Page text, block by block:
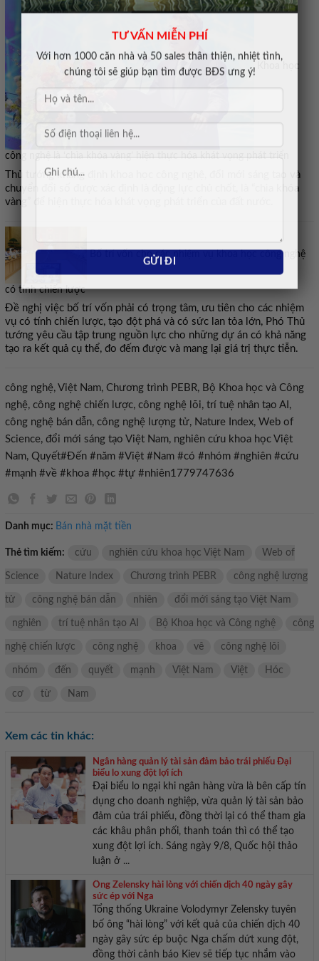
TƯ VẤN MIỄN PHÍ
Với hơn 1000 căn nhà và 50 sales thân thiện, nhiệt tình,
chúng tôi sẽ giúp bạn tìm được BĐS ưng ý!
Khoa học
công nghệ là ‘chìa khóa vàng’ hiện thực hóa khát vọng phát triển
Thủ tướng khẳng định khoa học công nghệ, đổi mới sáng tạo và
chuyển đổi số được xác định là động lực chủ chốt, là “chìa khóa
vàng” để hiện thực hóa khát vọng phát triển của đất nước.
Bố trí vốn cho các nhiệm vụ khoa học công nghệ
có tính chiến lược
Đề nghị việc bố trí vốn phải có trọng tâm, ưu tiên cho các nhiệm
vụ có tính chiến lược, tạo đột phá và có sức lan tỏa lớn, Phó Thủ
tướng yêu cầu tập trung nguồn lực cho những dự án có khả năng
tạo ra kết quả cụ thể, đo đếm được và mang lại giá trị thực tiễn.
công nghệ, Việt Nam, Chương trình PEBR, Bộ Khoa học và Công
nghệ, công nghệ chiến lược, công nghệ lõi, trí tuệ nhân tạo AI,
công nghệ bán dẫn, công nghệ lượng tử, Nature Index, Web of
Science, đổi mới sáng tạo Việt Nam, nghiên cứu khoa học Việt
Nam, Quyết#Đến #năm #Việt #Nam #có #nhóm #nghiên #cứu
#mạnh #về #khoa #học #tự #nhiên1779747636
Danh mục: Bán nhà mặt tiền
Thẻ tìm kiếm: cứu nghiên cứu khoa học Việt Nam Web of
Science Nature Index Chương trình PEBR công nghệ lượng
tử công nghệ bán dẫn nhiên đổi mới sáng tạo Việt Nam
nghiên trí tuệ nhân tạo AI Bộ Khoa học và Công nghệ công
nghệ chiến lược công nghệ khoa vê công nghệ lõi
nhóm đến quyết mạnh Việt Nam Việt Hóc
cơ từ Nam
Xem các tin khác:
Ngân hàng quản lý tài sản đảm bảo trái phiếu Đại
biểu lo xung đột lợi ích
Đại biểu lo ngại khi ngân hàng vừa là bên cấp tín
dụng cho doanh nghiệp, vừa quản lý tài sản bảo
đảm của trái phiếu, đồng thời lại có thể tham gia
các khâu phân phối, thanh toán thì có thể tạo
xung đột lợi ích. Sáng ngày 9/8, Quốc hội thảo
luận ở ...
Ông Zelensky hài lòng với chiến dịch 40 ngày gây
sức ép với Nga
Tổng thống Ukraine Volodymyr Zelensky tuyên
bố ông “hài lòng” với kết quả của chiến dịch 40
ngày gây sức ép buộc Nga chấm dứt xung đột,
đồng thời cảnh báo Kiev sẽ tiếp tục nhắm vào